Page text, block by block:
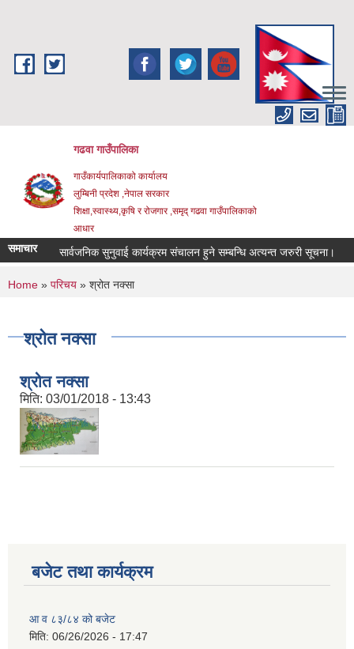
गढवा गाउँपालिका
गाउँकार्यपालिकाको कार्यालय
लुम्बिनी प्रदेश ,नेपाल सरकार
शिक्षा,स्वास्थ्य,कृषि र रोजगार ,समृद् गढवा गाउँपालिकाको
आधार
समाचार सार्वजनिक सुनुवाई कार्यक्रम संचालन हुने सम्बन्धि अत्यन्त जरुरी सूचना।
You are here
Home » परिचय » श्रोत नक्सा
श्रोत नक्सा
श्रोत नक्सा
मिति: 03/01/2018 - 13:43
बजेट तथा कार्यक्रम
आ व ८३/८४ को बजेट
मिति: 06/26/2026 - 17:47